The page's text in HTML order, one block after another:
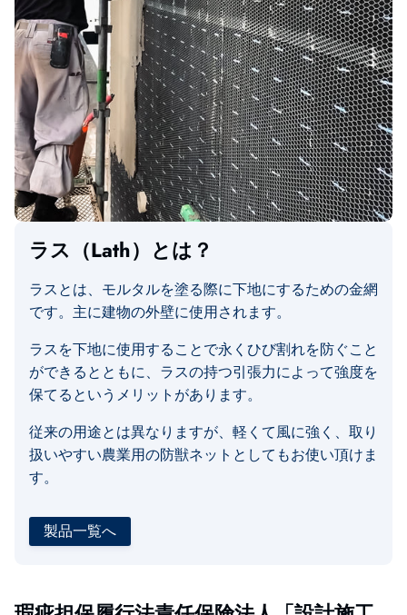
ラス（Lath）とは？
ラスとは、モルタルを塗る際に下地にするための金網
です。主に建物の外壁に使用されます。
ラスを下地に使用することで永くひび割れを防ぐこと
ができるとともに、ラスの持つ引張力によって強度を
保てるというメリットがあります。
従来の用途とは異なりますが、軽くて風に強く、取り
扱いやすい農業用の防獣ネットとしてもお使い頂けま
す。
製品一覧へ